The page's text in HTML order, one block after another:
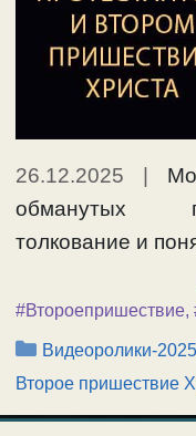
26.12.2025
обманутых
толкование и
#Второепришествие,
Рубрики
Видеоролики-2025
Второе пришествие